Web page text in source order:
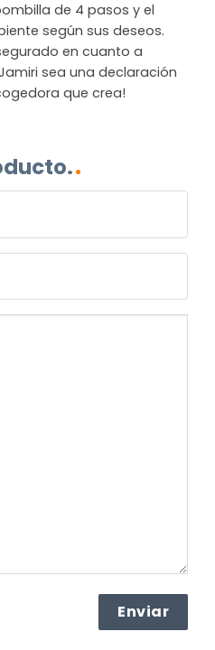
de 4 pasos y el
según sus deseos.
en cuanto a
sea una declaración
que crea!